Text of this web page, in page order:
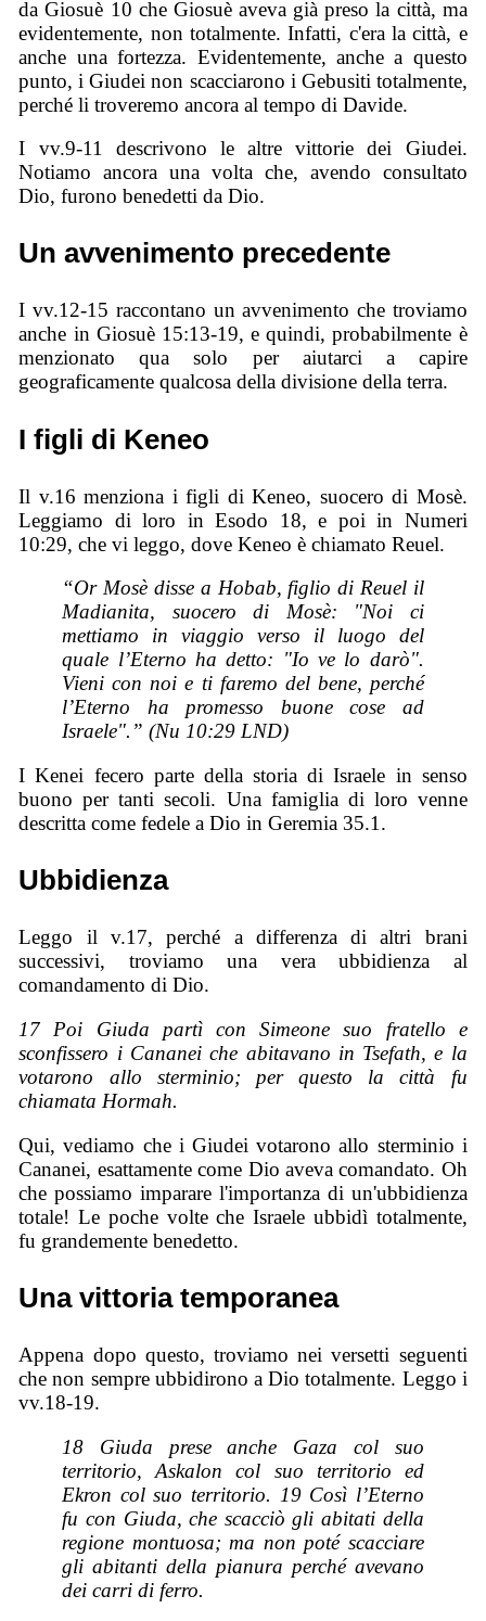
da Giosuè 10 che Giosuè aveva già preso la città, ma
evidentemente, non totalmente. Infatti, c'era la città, e
anche una fortezza. Evidentemente, anche a questo
punto, i Giudei non scacciarono i Gebusiti totalmente,
perché li troveremo ancora al tempo di Davide.
I vv.9-11 descrivono le altre vittorie dei Giudei.
Notiamo ancora una volta che, avendo consultato
Dio, furono benedetti da Dio.
Un avvenimento precedente
I vv.12-15 raccontano un avvenimento che troviamo
anche in Giosuè 15:13-19, e quindi, probabilmente è
menzionato qua solo per aiutarci a capire
geograficamente qualcosa della divisione della terra.
I figli di Keneo
Il v.16 menziona i figli di Keneo, suocero di Mosè.
Leggiamo di loro in Esodo 18, e poi in Numeri
10:29, che vi leggo, dove Keneo è chiamato Reuel.
“Or Mosè disse a Hobab, figlio di Reuel il
Madianita, suocero di Mosè: "Noi ci
mettiamo in viaggio verso il luogo del
quale l’Eterno ha detto: "Io ve lo darò".
Vieni con noi e ti faremo del bene, perché
l’Eterno ha promesso buone cose ad
Israele".” (Nu 10:29 LND)
I Kenei fecero parte della storia di Israele in senso
buono per tanti secoli. Una famiglia di loro venne
descritta come fedele a Dio in Geremia 35.1.
Ubbidienza
Leggo il v.17, perché a differenza di altri brani
successivi, troviamo una vera ubbidienza al
comandamento di Dio.
17 Poi Giuda partì con Simeone suo fratello e
sconfissero i Cananeiche abitavano in Tsefath, e la
votarono allo sterminio; per questo la città fu
chiamata Hormah.
Qui, vediamo che i Giudei votarono allo sterminio i
Cananei, esattamente come Dio aveva comandato. Oh
che possiamo imparare l'importanza di un'ubbidienza
totale! Le poche volte che Israele ubbidì totalmente,
fu grandemente benedetto.
Una vittoria temporanea
Appena dopo questo, troviamo nei versetti seguenti
che non sempre ubbidirono a Dio totalmente. Leggo i
vv.18-19.
18 Giuda prese anche Gaza col suo
territorio, Askalon col suo territorio ed
Ekron col suo territorio. 19 Così l’Eterno
fu con Giuda, che scacciò gli abitati della
regione montuosa; ma non poté scacciare
gli abitanti della pianura perché avevano
dei carri di ferro.